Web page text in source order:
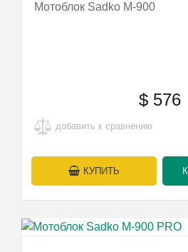
Мотоблок Sadko М-900
$576
добавить к сравнению
КУПИТЬ